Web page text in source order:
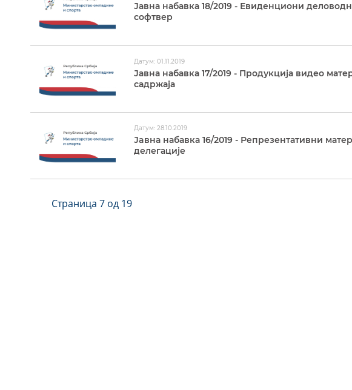
Јавна набавка 18/2019 - Евиденциони
софтвер
Датум: 01.11.2019
Јавна набавка 17/2019 - Продукција видео
садржаја
Датум: 28.10.2019
Јaвна набавка 16/2019 - Репрезентативни
делегације
Страница 7 од 19